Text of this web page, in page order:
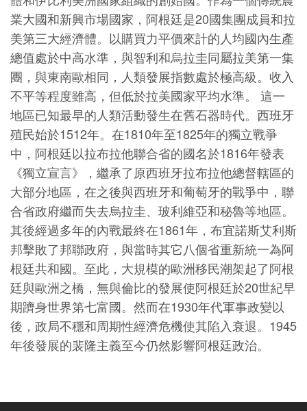
業大國和新興市場國家，阿根廷是20國集團成員和拉
美第三大經濟體。以購買力平價來計的人均國內生產
總值處於中高水準，與智利和烏拉圭同屬拉美第一集
團，與東南歐相同，人類發展指數處於極高級。收入
不平等程度雖高，但低於拉美國家平均水準。 這一
地區已知最早的人類活動發生在舊石器時代。西班牙
殖民始於1512年。在1810年至1825年的獨立戰爭
中，阿根廷以拉布拉他聯合省的國名於1816年發表
《獨立宣言》，繼承了原西班牙拉布拉他總督轄區的
大部分地區，在之後與西班牙和葡萄牙的戰爭中，聯
合省政府繼而失去烏拉圭、玻利維亞和秘魯等地區。
其後經過多年的內戰最終在1861年，布宜諾斯艾利斯
邦擊敗了邦聯政府，與當時其它八個省重新統一為阿
根廷共和國。至此，大規模的歐洲移民潮架起了阿根
廷與歐洲之橋，無與倫比的發展使阿根廷於20世紀早
期躋身世界第七富國。然而在1930年代軍事政變以
後，政局不穩和周期性經濟危機使其陷入衰退。1945
年後發展的裴隆主義至今仍然影響阿根廷政治。